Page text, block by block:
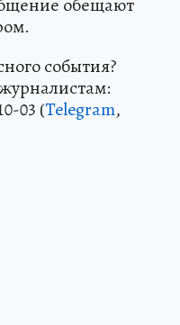
обещают
события?
03 (Telegram,